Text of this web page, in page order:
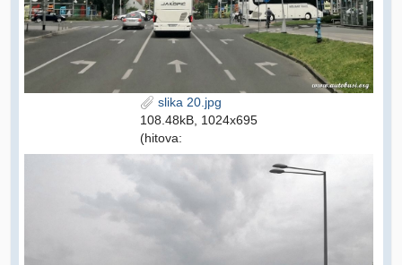
slika 20.jpg
108.48kB, 1024x695
(hitova: